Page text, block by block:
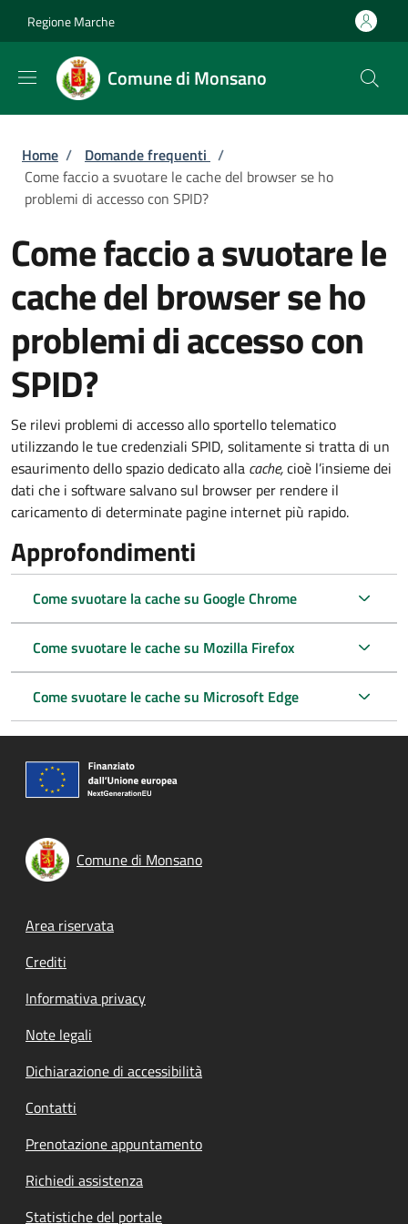
Regione Marche
Comune di Monsano
Briciole di pane
Home / Domande frequenti /
Come faccio a svuotare le cache del browser se ho
problemi di accesso con SPID?
Come faccio a svuotare le
cache del browser se ho
problemi di accesso con
SPID?
Se rilevi problemi di accesso allo sportello telematico
utilizzando le tue credenziali SPID, solitamente si tratta di un
esaurimento dello spazio dedicato alla cache,cioè l’insieme dei
dati che i software salvano sul browser per rendere il
caricamento di determinate pagine internet più rapido.
Approfondimenti
Come svuotare la cache su Google Chrome
Come svuotare le cache su Mozilla Firefox
Come svuotare le cache su Microsoft Edge
Comune di Monsano
Footer menu
Area riservata
Crediti
Informativa privacy
Note legali
Dichiarazione di accessibilità
Contatti
Prenotazione appuntamento
Richiedi assistenza
Statistiche del portale